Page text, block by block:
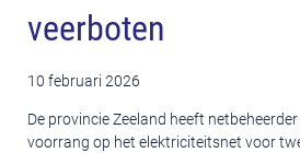
veerboten
10 februari 2026
De provincie Zeeland heeft
voorrang op het elektriciteitsnet voor